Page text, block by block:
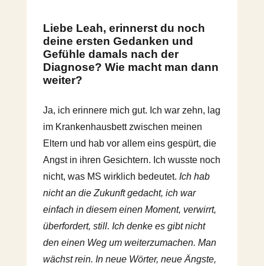
Liebe Leah, erinnerst du noch
deine ersten Gedanken und
Gefühle damals nach der
Diagnose? Wie macht man dann
weiter?
Ja, ich erinnere mich gut. Ich war zehn, lag
im Krankenhausbett zwischen meinen
Eltern und hab vor allem eins gespürt, die
Angst in ihren Gesichtern. Ich wusste noch
nicht, was MS wirklich bedeutet. Ich hab
nicht an die Zukunft gedacht, ich war
einfach in diesem einen Moment, verwirrt,
überfordert, still. Ich denke es gibt nicht
den einen Weg um weiterzumachen. Man
wächst rein. In neue Wörter, neue Ängste,